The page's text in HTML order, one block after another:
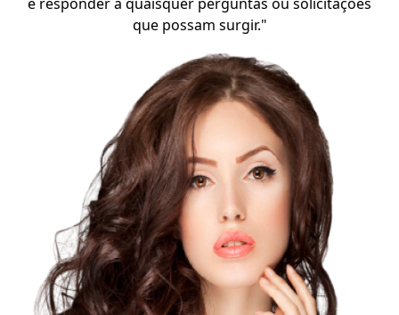
que possam surgir."